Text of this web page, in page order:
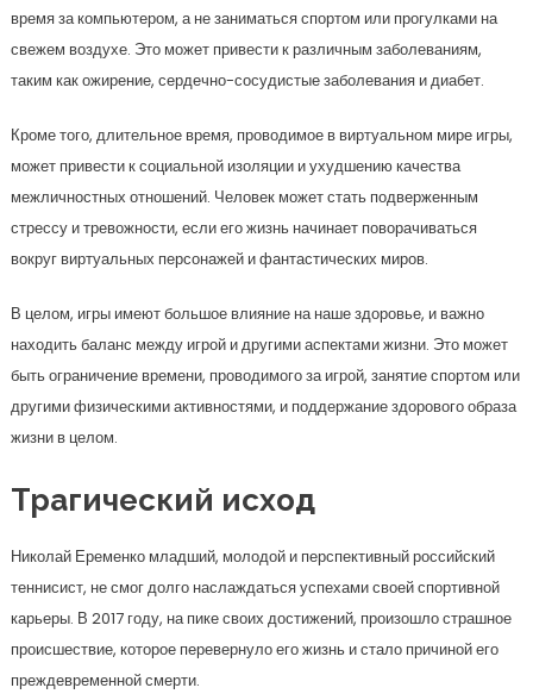
время за компьютером, а не заниматься спортом или прогулками на
свежем воздухе. Это может привести к различным заболеваниям,
таким как ожирение, сердечно-сосудистые заболевания и диабет.
Кроме того, длительное время, проводимое в виртуальном мире игры,
может привести к социальной изоляции и ухудшению качества
межличностных отношений. Человек может стать подверженным
стрессу и тревожности, если его жизнь начинает поворачиваться
вокруг виртуальных персонажей и фантастических миров.
В целом, игры имеют большое влияние на наше здоровье, и важно
находить баланс между игрой и другими аспектами жизни. Это может
быть ограничение времени, проводимого за игрой, занятие спортом или
другими физическими активностями, и поддержание здорового образа
жизни в целом.
Трагический исход
Николай Еременко младший, молодой и перспективный российский
теннисист, не смог долго наслаждаться успехами своей спортивной
карьеры. В 2017 году, на пике своих достижений, произошло страшное
происшествие, которое перевернуло его жизнь и стало причиной его
преждевременной смерти.